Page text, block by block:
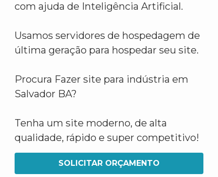
com ajuda de Inteligência Artificial.
Usamos servidores de hospedagem de
última geração para hospedar seu site.
Procura Fazer site para indústria em
Salvador BA?
Tenha um site moderno, de alta
qualidade, rápido e super competitivo!
SOLICITAR ORÇAMENTO